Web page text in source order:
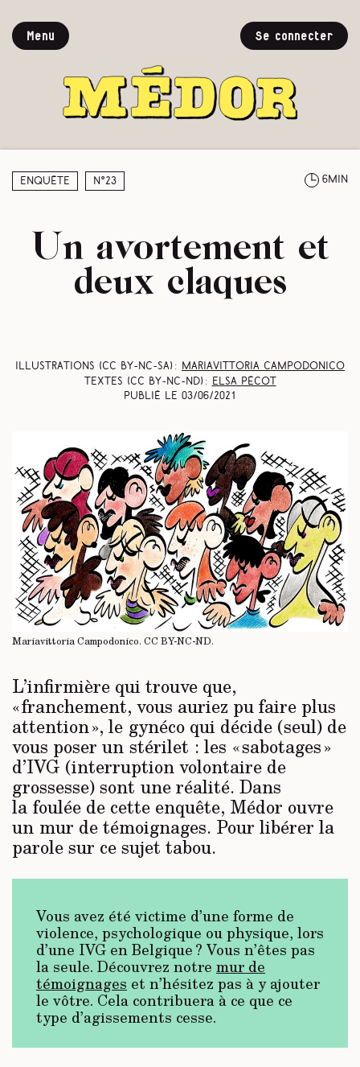
Menu Se connecter
Enquête N°23 6min
Un avortement et
deux claques
Illustrations (CC BY-NC-SA) :
Mariavittoria Campodonico
Textes (CC BY-NC-ND) :
Elsa Pécot
Publié le 03/06/2021
Mariavittoria Campodonico. CC BY-NC-ND.
L’infirmière qui trouve que,
« franchement, vous auriez pu faire plus
attention », le gynéco qui décide (seul) de
vous poser un stérilet : les « sabotages »
d’IVG (interruption volontaire de
grossesse) sont une réalité. Dans
la foulée de cette enquête, Médor ouvre
un mur de témoignages. Pour libérer la
parole sur ce sujet tabou.
Vous avez été victime d’une forme de
violence, psychologique ou physique, lors
d’une IVG en Belgique ? Vous n’êtes pas
la seule. Découvrez notre mur de
témoignages et n’hésitez pas à y ajouter
le vôtre. Cela contribuera à ce que ce
type d’agissements cesse.